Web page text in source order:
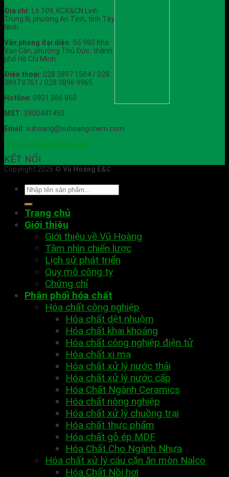
Địa chỉ: Lô 109, KCX&CN Linh
Trung III, phường An Tịnh, tỉnh Tây
Ninh
Văn phòng đại diện: Số 980 Kha
Vạn Cân, phường Thủ Đức, thành
phố Hồ Chí Minh
Điện thoại: 028 3897 1504 / 028
3897 0761 / 028 3896 9965
Hotline: 0901 866 860
MST: 3900441450
Email: vuhoang@vuhoangchem.com
https://vuhoangchem.com
KẾT NỐI
Copyright 2026 © Vũ Hoàng E&C
Trang chủ
Giới thiệu
Giới thiệu về Vũ Hoàng
Tầm nhìn chiến lược
Lịch sử phát triển
Quy mô công ty
Chứng chỉ
Phân phối hóa chất
Hóa chất công nghiệp
Hóa chất dệt nhuộm
Hóa chất khai khoáng
Hóa chất công nghiệp điện tử
Hóa chất xi mạ
Hóa chất xử lý nước thải
Hóa chất xử lý nước cấp
Hóa Chất Ngành Ceramics
Hóa chất nông nghiệp
Hóa chất xử lý chuồng trại
Hóa chất thực phẩm
Hóa chất gỗ ép MDF
Hóa Chất Cho Ngành Nhựa
Hóa chất xử lý cáu cặn ăn mòn Nalco
Hóa Chất Nồi hơi